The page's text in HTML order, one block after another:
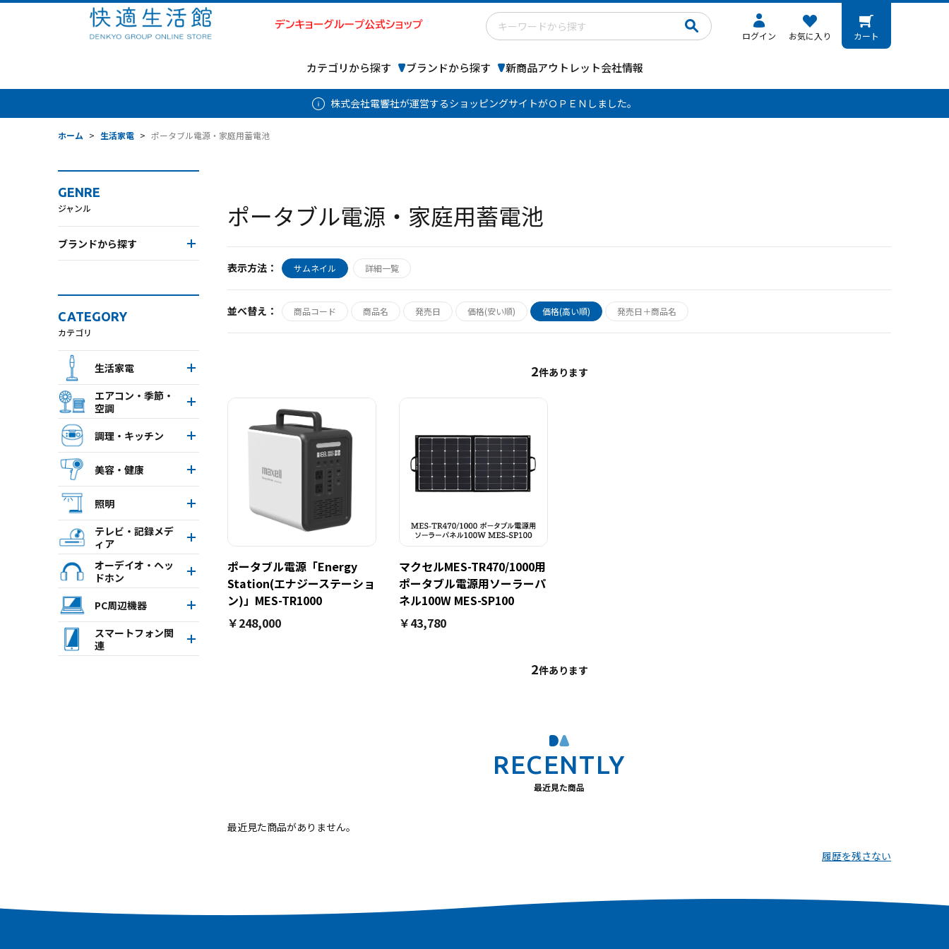
ログイン お気に入り カート
カテゴリから探す ブランドから探す 新商品アウトレット会社情報
株式会社電響社が運営するショッピングサイトがＯＰＥＮしました。
ホーム > 生活家電 > ポータブル電源・家庭用蓄電池
GENRE
ジャンル
ブランドから探す
CATEGORY
カテゴリ
生活家電
エアコン・季節・
空調
調理・キッチン
美容・健康
照明
テレビ・記録メデ
ィア
オーデイオ・ヘッ
ドホン
PC周辺機器
スマートフォン関
連
ポータブル電源・家庭用蓄電池
表示方法： サムネイル 詳細一覧
並べ替え： 商品コード 商品名 発売日 価格(安い順) 価格(高い順) 発売日＋商品名
2件あります
ポータブル電源「Energy
Station(エナジーステーショ
ン)」MES-TR1000
￥248,000
マクセルMES-TR470/1000用
ポータブル電源用ソーラーパ
ネル100W MES-SP100
￥43,780
2件あります
最近見た商品
最近見た商品がありません。
履歴を残さない